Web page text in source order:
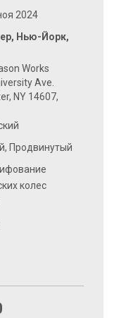
2024
Нью-Йорк,
Works
Ave.
NY 14607,
Продвинутый
колес